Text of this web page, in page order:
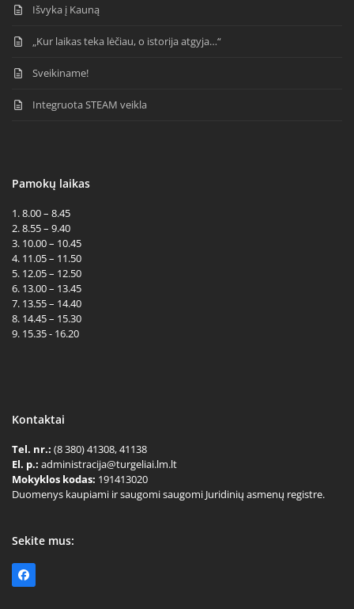
Išvyka į Kauną
„Kur laikas teka lėčiau, o istorija atgyja…“
Sveikiname!
Integruota STEAM veikla
Pamokų laikas
1. 8.00 – 8.45
2. 8.55 – 9.40
3. 10.00 – 10.45
4. 11.05 – 11.50
5. 12.05 – 12.50
6. 13.00 – 13.45
7. 13.55 – 14.40
8. 14.45 – 15.30
9. 15.35 - 16.20
Kontaktai
Tel. nr.: (8 380) 41308, 41138
El. p.: administracija@turgeliai.lm.lt
Mokyklos kodas: 191413020
Duomenys kaupiami ir saugomi saugomi Juridinių asmenų registre.
Sekite mus:
Facebook